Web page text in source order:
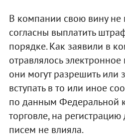
В компании свою вину не
согласны выплатить
порядке. Как заявили в
отравлялось
они могут разрешить или
вступать в то или иное
по данным Федеральной
торговле, на регистрацию
писем не влияла.